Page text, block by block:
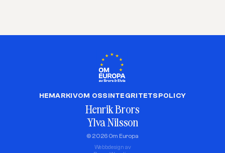
HEMARKIVOM OSSINTEGRITETSPOLICY
Henrik Brors
Ylva Nilsson
© 2026 Om Europa
Webbdesign av